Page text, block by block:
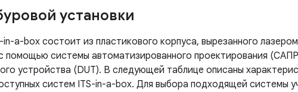
установки
a-box состоит из пластикового корпуса, вырезанного
помощью системы автоматизированного проектирования
устройства (DUT). В следующей таблице описаны
систем ITS-in-a-box. Для выбора подходящей системы